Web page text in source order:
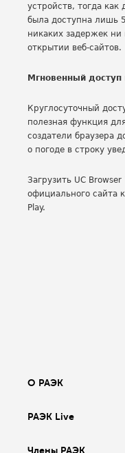
устройств, тогда как
была доступна лишь
никаких задержек
открытии веб-сайтов.
Мгновенный
Круглосуточный
полезная функция
создатели браузера
о погоде в строку
Загрузить UC
официального сайта
Play.
О РАЭК
РАЭК Live
Члены РАЭК